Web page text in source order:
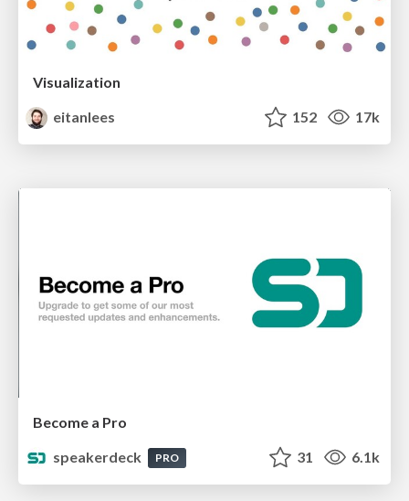
Visualization
eitanlees
152 17k
Become a Pro
speakerdeck
PRO 31 6.1k